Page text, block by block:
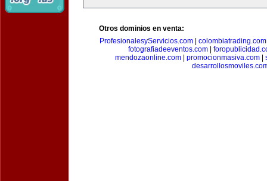
Otros dominios en venta:
ProfesionalesyServicios.com| colombiatrading.com
fotografiadeeventos.com|
mendozaonline.com| promocionmasiva.com|